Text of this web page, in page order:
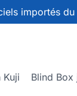
importés du
Kuji Blind Box